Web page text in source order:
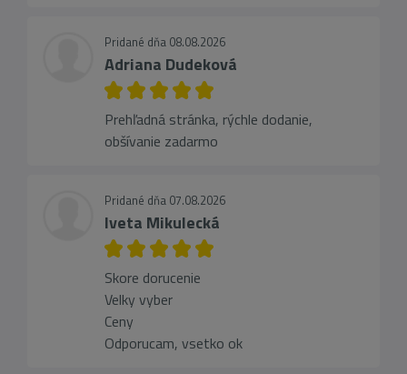
Pridané dňa 08.08.2026
Adriana Dudeková
Prehľadná stránka, rýchle dodanie,
obšívanie zadarmo
Pridané dňa 07.08.2026
Iveta Mikulecká
Skore dorucenie
Velky vyber
Ceny
Odporucam, vsetko ok